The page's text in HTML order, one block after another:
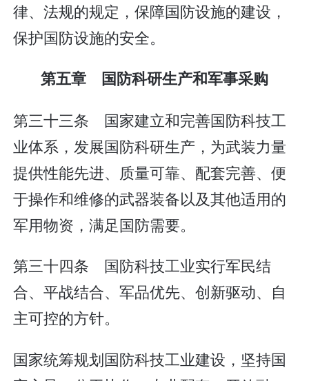
律、法规的规定，保障国防设施的建设，
保护国防设施的安全。
第五章 国防科研生产和军事采购
第三十三条 国家建立和完善国防科技工
业体系，发展国防科研生产，为武装力量
提供性能先进、质量可靠、配套完善、便
于操作和维修的武器装备以及其他适用的
军用物资，满足国防需要。
第三十四条 国防科技工业实行军民结
合、平战结合、军品优先、创新驱动、自
主可控的方针。
国家统筹规划国防科技工业建设，坚持国